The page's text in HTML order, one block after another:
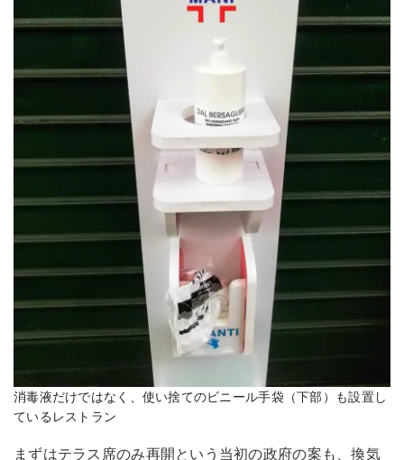
消毒液だけではなく、使い捨てのビニール手袋（下部）も設置し
ているレストラン
まずはテラス席のみ再開という当初の政府の案も、換気